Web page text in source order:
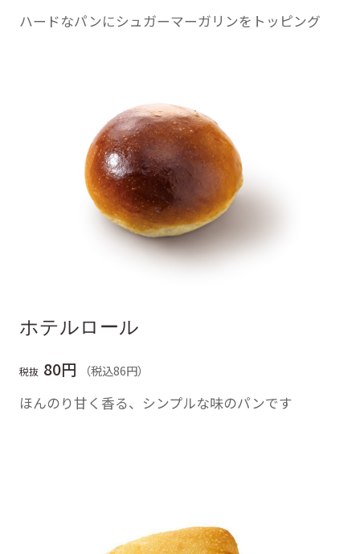
ハードなパンにシュガーマーガリンをトッピング
ホテルロール
税抜 80円 （税込86円）
ほんのり甘く香る、シンプルな味のパンです